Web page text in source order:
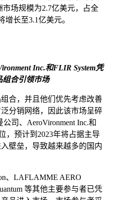
场规模为2.7亿美元，占全
增长至3.1亿美元。
Inc.和FLIR System凭
组合引领市场
合，并且他们优先考虑改善
分销网络，因此该市场呈碎
司、AeroVironment Inc.和
，预计到2023年将占据主导
壁垒，导致越来越多的国内
、LAFLAMME AERO
等其他主要参与者已凭